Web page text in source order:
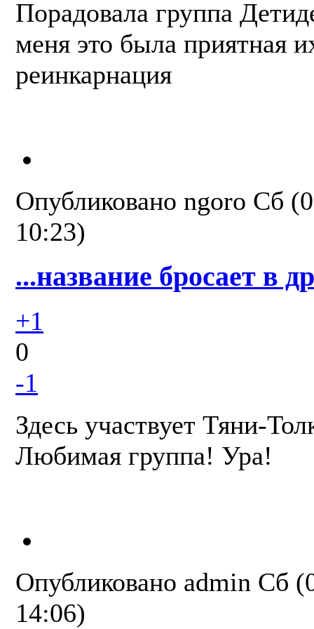
Порадовала группа
меня это была приятная
реинкарнация
Опубликовано ngoro Сб
10:23)
...название бросает в
+1
0
-1
Здесь участвует Тяни-
Любимая группа! Ура!
Опубликовано admin Сб
14:06)